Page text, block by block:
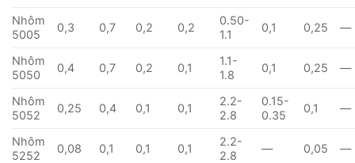
Nhôm
5005
0,3 0,7 0,2 0,2
0.50-
1.1
0,1 0,25 —
Nhôm
5050
0,4 0,7 0,2 0,1
1.1-
1.8
0,1 0,25 —
Nhôm
5052
0,25 0,4 0,1 0,1
2.2-
2.8
0.15-
0.35
0,1 —
Nhôm
5252
0,08 0,1 0,1 0,1
2.2-
2.8
— 0,05 —